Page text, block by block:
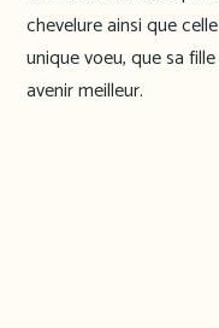
chevelure ainsi que
unique voeu, que sa
avenir meilleur.